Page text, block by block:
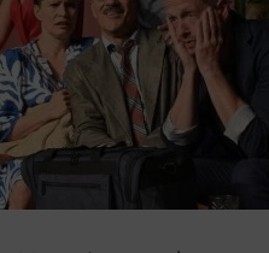
Ingatlanpiaci